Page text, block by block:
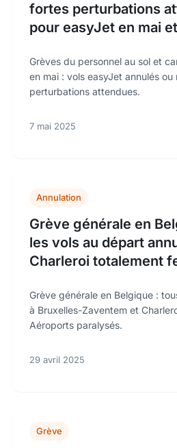
fortes perturbations
pour easyJet en mai
Grèves du personnel au sol et
en mai : vols easyJet annulés
perturbations attendues.
7 mai 2025
Annulation
Grève générale en
les vols au départ
Charleroi totalement
Grève générale en Belgique :
à Bruxelles-Zaventem et
Aéroports paralysés.
29 avril 2025
Grève